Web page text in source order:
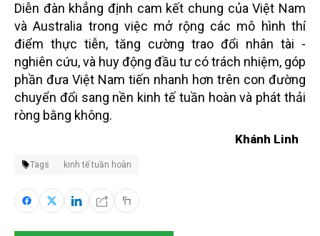
Diễn đàn khẳng định cam kết chung của Việt Nam
và Australia trong việc mở rộng các mô hình thí
điểm thực tiễn, tăng cường trao đổi nhân tài -
nghiên cứu, và huy động đầu tư có trách nhiệm, góp
phần đưa Việt Nam tiến nhanh hơn trên con đường
chuyển đổi sang nền kinh tế tuần hoàn và phát thải
ròng bằng không.
Khánh Linh
Tags kinh tế tuần hoàn